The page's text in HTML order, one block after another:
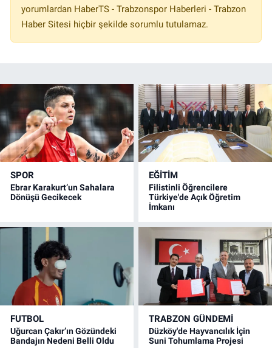
yorumlardan HaberTS - Trabzonspor Haberleri - Trabzon
Haber Sitesi hiçbir şekilde sorumlu tutulamaz.
SPOR
Ebrar Karakurt’un Sahalara
Dönüşü Gecikecek
EĞİTİM
Filistinli Öğrencilere
Türkiye'de Açık Öğretim
İmkanı
FUTBOL
Uğurcan Çakır’ın Gözündeki
Bandajın Nedeni Belli Oldu
TRABZON GÜNDEMİ
Düzköy'de Hayvancılık İçin
Suni Tohumlama Projesi